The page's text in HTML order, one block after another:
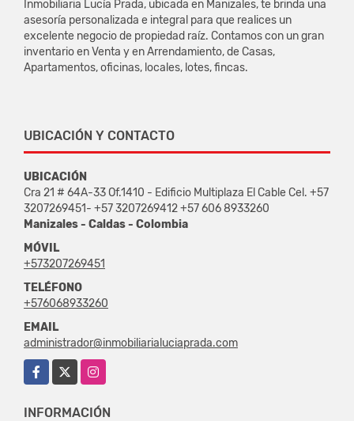
Inmobiliaria Lucía Prada, ubicada en Manizales, te brinda una
asesoría personalizada e integral para que realices un
excelente negocio de propiedad raíz. Contamos con un gran
inventario en Venta y en Arrendamiento, de Casas,
Apartamentos, oficinas, locales, lotes, fincas.
UBICACIÓN Y CONTACTO
UBICACIÓN
Cra 21 # 64A-33 Of.1410 - Edificio Multiplaza El Cable Cel. +57
3207269451- +57 3207269412 +57 606 8933260
Manizales - Caldas - Colombia
MÓVIL
+573207269451
TELÉFONO
+576068933260
EMAIL
administrador@inmobiliarialuciaprada.com
Facebook
Instagram
INFORMACIÓN